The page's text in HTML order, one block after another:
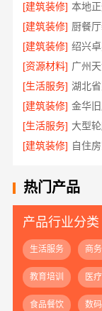
[建筑装修] 本地
[建筑装修]
[建筑装修]
[资源材料]
[生活服务]
[建筑装修]
[生活服务]
[建筑装修]
热门产品
产品行业分类
生活服务 商
教育培训 医
食品餐饮 数